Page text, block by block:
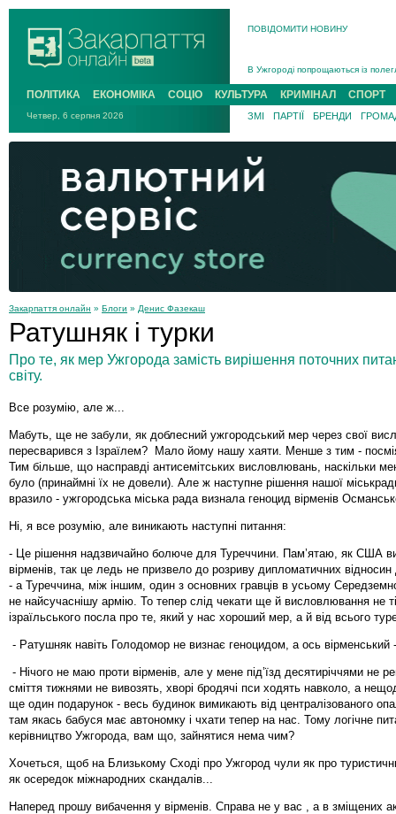
ПОВІДОМИТИ НОВИНУ
В Ужгороді попрощаються із
В Ужгороді 5 серпня
На війні з рф поліг військовий з
Інструктора районного ТЦК на
ПОЛІТИКА ЕКОНОМІКА СОЦІО КУЛЬТУРА КРИМІНАЛ СПОРТ
Четвер, 6 серпня 2026 ЗМІ ПАРТІЇ БРЕНДИ
Закарпаття онлайн » Блоги » Денис Фазекаш
Ратушняк і турки
Про те, як мер Ужгорода замість вирішення поточних
світу.
Все розумію, але ж...
Мабуть, ще не забули, як доблесний ужгородський мер через свої
пересварився з Ізраїлем? Мало йому нашу хаяти. Менше з тим -
Тим більше, що насправді антисемітських висловлювань, наскільки
було (принаймні їх не довели). Але ж наступне рішення нашої
вразило - ужгородська міська рада визнала геноцид вірменів
Ні, я все розумію, але виникають наступні питання:
- Це рішення надзвичайно болюче для Туреччини. Пам’ятаю, як США
вірменів, так це ледь не призвело до розриву дипломатичних відносин
- а Туреччина, між іншим, один з основних гравців в усьому
не найсучаснішу армію. То тепер слід чекати ще й висловлювання не
ізраїльського посла про те, який у нас хороший мер, а й від всього
- Ратушняк навіть Голодомор не визнає геноцидом, а ось вірменський
- Нічого не маю проти вірменів, але у мене під’їзд десятиріччями не
сміття тижнями не вивозять, хворі бродячі пси ходять навколо, а
ще один подарунок - весь будинок вимикають від централізованого
там якась бабуся має автономку і чхати тепер на нас. Тому логічне
керівництво Ужгорода, вам що, зайнятися нема чим?
Хочеться, щоб на Близькому Сході про Ужгород чули як про
як осередок міжнародних скандалів...
Наперед прошу вибачення у вірменів. Справа не у вас , а в зміщених